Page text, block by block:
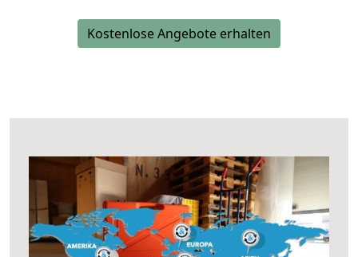
Kostenlose Angebote erhalten